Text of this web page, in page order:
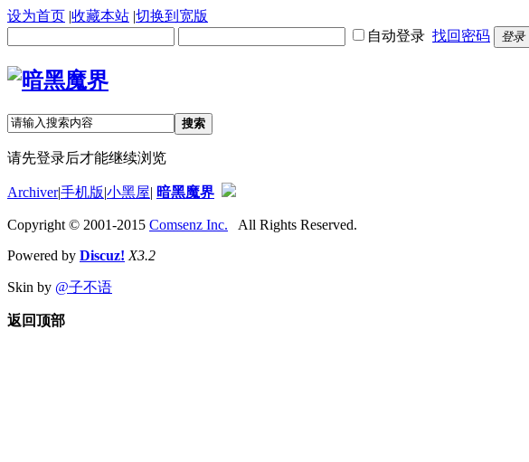
设为首页 |收藏本站 |切换到宽版
自动登录 找回密码 登录
搜索
请先登录后才能继续浏览
Archiver|手机版|小黑屋| 暗黑魔界
Copyright © 2001-2015 Comsenz Inc. All Rights Reserved.
Powered by Discuz! X3.2
Skin by @子不语
返回顶部